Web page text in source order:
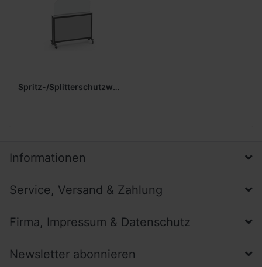
Spritz-/Splitterschutzwand
Informationen
Service, Versand & Zahlung
Firma, Impressum & Datenschutz
Newsletter abonnieren